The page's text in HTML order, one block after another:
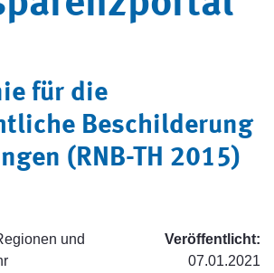
für die
Beschilderung
(RNB-TH 2015)
und
Veröffentlicht:
07.01.2021